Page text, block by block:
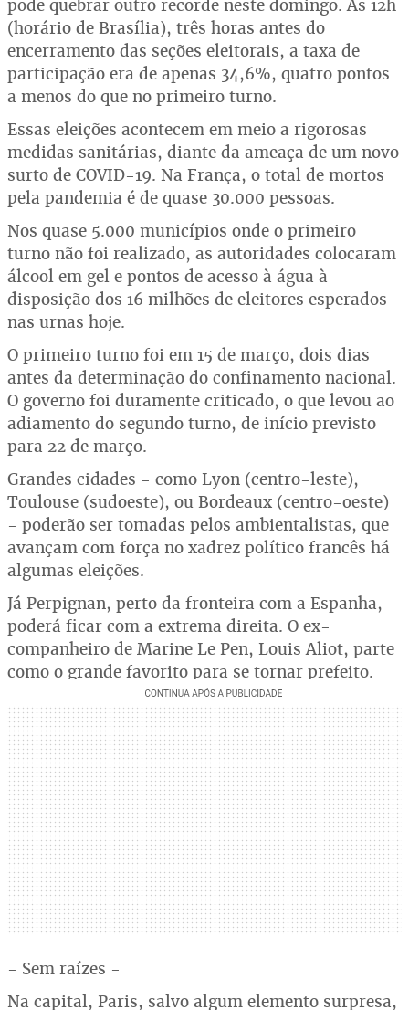
pode quebrar outro recorde neste domingo. Às 12h
(horário de Brasília), três horas antes do
encerramento das seções eleitorais, a taxa de
participação era de apenas 34,6%, quatro pontos
a menos do que no primeiro turno.
Essas eleições acontecem em meio a rigorosas
medidas sanitárias, diante da ameaça de um novo
surto de COVID-19. Na França, o total de mortos
pela pandemia é de quase 30.000 pessoas.
Nos quase 5.000 municípios onde o primeiro
turno não foi realizado, as autoridades colocaram
álcool em gel e pontos de acesso à água à
disposição dos 16 milhões de eleitores esperados
nas urnas hoje.
O primeiro turno foi em 15 de março, dois dias
antes da determinação do confinamento nacional.
O governo foi duramente criticado, o que levou ao
adiamento do segundo turno, de início previsto
para 22 de março.
Grandes cidades - como Lyon (centro-leste),
Toulouse (sudoeste), ou Bordeaux (centro-oeste)
- poderão ser tomadas pelos ambientalistas, que
avançam com força no xadrez político francês há
algumas eleições.
Já Perpignan, perto da fronteira com a Espanha,
poderá ficar com a extrema direita. O ex-
companheiro de Marine Le Pen, Louis Aliot, parte
como o grande favorito para se tornar prefeito.
- Sem raízes -
Na capital, Paris, salvo algum elemento surpresa,